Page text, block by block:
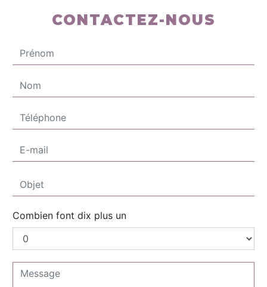
CONTACTEZ-NOUS
Combien font dix plus un